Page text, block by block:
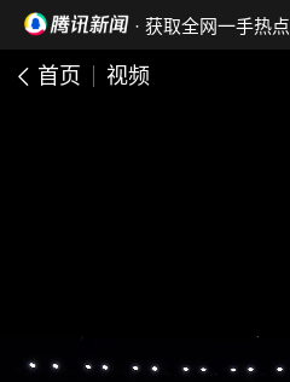
· 获取全网一手热点
首页 视频